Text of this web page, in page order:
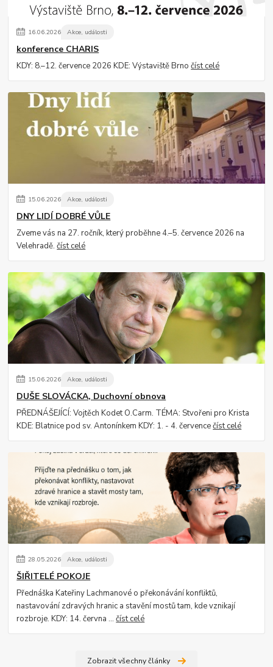
16.06.2026 Akce, události
konference CHARIS
KDY: 8.–12. července 2026 KDE: Výstaviště Brnočíst celé
15.06.2026 Akce, události
DNY LIDÍ DOBRÉ VŮLE
Zveme vás na 27. ročník, který proběhne 4.–5. července 2026 na
Velehradě.číst celé
15.06.2026 Akce, události
DUŠE SLOVÁCKA, Duchovní obnova
PŘEDNÁŠEJÍCÍ: Vojtěch Kodet O.Carm. TÉMA: Stvořeni pro Krista
KDE: Blatnice pod sv. Antonínkem KDY: 1. - 4. červencečíst celé
28.05.2026 Akce, události
ŠIŘITELÉ POKOJE
Přednáška Kateřiny Lachmanové o překonávání konfliktů,
nastavování zdravých hranic a stavění mostů tam, kde vznikají
rozbroje. KDY: 14. června ...číst celé
Zobrazit všechny články